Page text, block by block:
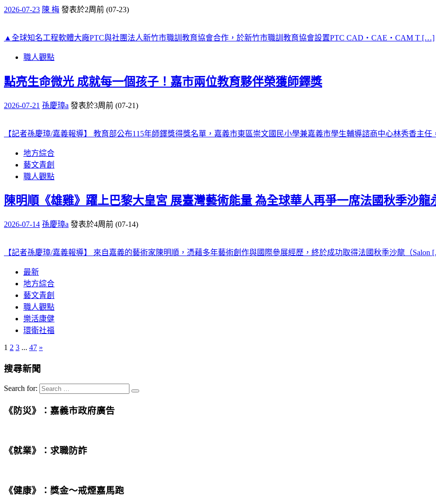
2026-07-23 陳 梅 發表於2周前 (07-23)
▲全球知名工程軟體大廠PTC與社團法人新竹市職訓教育協會合作，於新竹市職訓教育協會設置PTC CAD・CAE・CAM T […]
職人觀點
點亮生命微光 成就每一個孩子！嘉市兩位教育夥伴榮獲師鐸獎
2026-07-21 孫慶璋a 發表於3周前 (07-21)
【記者孫慶璋/嘉義報導】 教育部公布115年師鐸獎得獎名單，嘉義市東區崇文國民小學兼嘉義市學生輔導諮商中心林秀香主
地方綜合
藝文青創
職人觀點
陳明順《雄雞》躍上巴黎大皇宮 展臺灣藝術能量 為全球華人再爭一席法國秋季沙龍
2026-07-14 孫慶璋a 發表於4周前 (07-14)
【記者孫慶璋/嘉義報導】 來自嘉義的藝術家陳明順，憑藉多年藝術創作與國際參展經歷，終於成功取得法國秋季沙龍（Salon
最新
地方綜合
藝文青創
職人觀點
樂活康健
環衛社福
1 2 3 ... 47 »
搜尋新聞
Search for:
《防災》：嘉義市政府廣告
《就業》：求職防詐
《健康》：獎金〜戒煙嘉馬跑